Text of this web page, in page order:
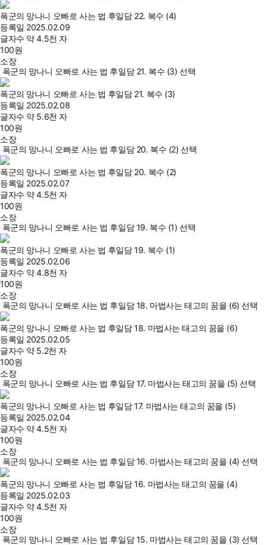
폭군의 망나니 오빠로 사는 법 후일담 22. 복수 (4)
등록일 2025.02.09
글자수 약 4.5천 자
100원
소장
폭군의 망나니 오빠로 사는 법 후일담 21. 복수 (3) 선택
폭군의 망나니 오빠로 사는 법 후일담 21. 복수 (3)
등록일 2025.02.08
글자수 약 5.6천 자
100원
소장
폭군의 망나니 오빠로 사는 법 후일담 20. 복수 (2) 선택
폭군의 망나니 오빠로 사는 법 후일담 20. 복수 (2)
등록일 2025.02.07
글자수 약 4.5천 자
100원
소장
폭군의 망나니 오빠로 사는 법 후일담 19. 복수 (1) 선택
폭군의 망나니 오빠로 사는 법 후일담 19. 복수 (1)
등록일 2025.02.06
글자수 약 4.8천 자
100원
소장
폭군의 망나니 오빠로 사는 법 후일담 18. 마법사는 태고의 꿈을 (6) 선택
폭군의 망나니 오빠로 사는 법 후일담 18. 마법사는 태고의 꿈을 (6)
등록일 2025.02.05
글자수 약 5.2천 자
100원
소장
폭군의 망나니 오빠로 사는 법 후일담 17. 마법사는 태고의 꿈을 (5) 선택
폭군의 망나니 오빠로 사는 법 후일담 17. 마법사는 태고의 꿈을 (5)
등록일 2025.02.04
글자수 약 4.5천 자
100원
소장
폭군의 망나니 오빠로 사는 법 후일담 16. 마법사는 태고의 꿈을 (4) 선택
폭군의 망나니 오빠로 사는 법 후일담 16. 마법사는 태고의 꿈을 (4)
등록일 2025.02.03
글자수 약 4.5천 자
100원
소장
폭군의 망나니 오빠로 사는 법 후일담 15. 마법사는 태고의 꿈을 (3) 선택